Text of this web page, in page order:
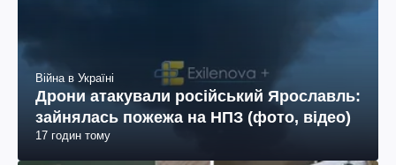
Війна в Україні
Дрони атакували російський Ярославль:
зайнялась пожежа на НПЗ (фото, відео)
17 годин тому